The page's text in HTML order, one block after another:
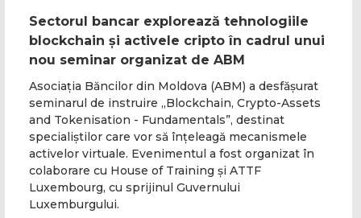
Sectorul bancar explorează tehnologiile
blockchain și activele cripto în cadrul unui
nou seminar organizat de ABM
Asociația Băncilor din Moldova (ABM) a desfășurat
seminarul de instruire „Blockchain, Crypto-Assets
and Tokenisation - Fundamentals”, destinat
specialiștilor care vor să înțeleagă mecanismele
activelor virtuale. Evenimentul a fost organizat în
colaborare cu House of Training și ATTF
Luxembourg, cu sprijinul Guvernului
Luxemburgului.